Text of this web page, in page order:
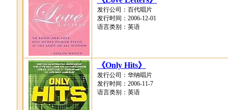
发行公司：百代唱片
发行时间：2006-12-01
语言类别：英语
《Only Hits》
发行公司：华纳唱片
发行时间：2006-11-7
语言类别：英语